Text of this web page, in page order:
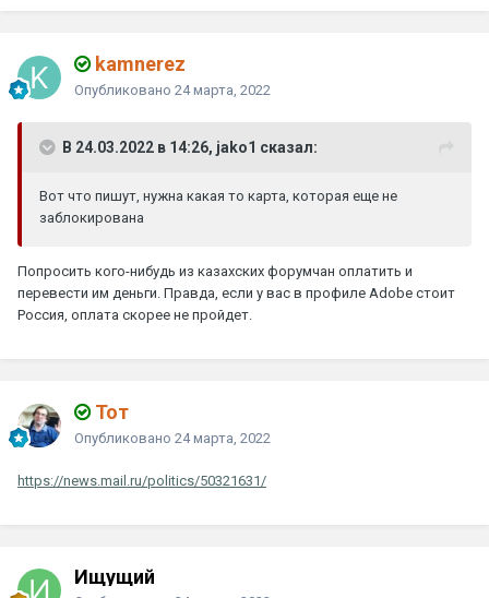
kamnerez
Опубликовано 24 марта, 2022
В 24.03.2022 в 14:26, jako1 сказал:
Вот что пишут, нужна какая то карта, которая еще не
заблокирована
Попросить кого-нибудь из казахских форумчан оплатить и
перевести им деньги. Правда, если у вас в профиле Adobe стоит
Россия, оплата скорее не пройдет.
Тот
Опубликовано 24 марта, 2022
https://news.mail.ru/politics/50321631/
Ищущий